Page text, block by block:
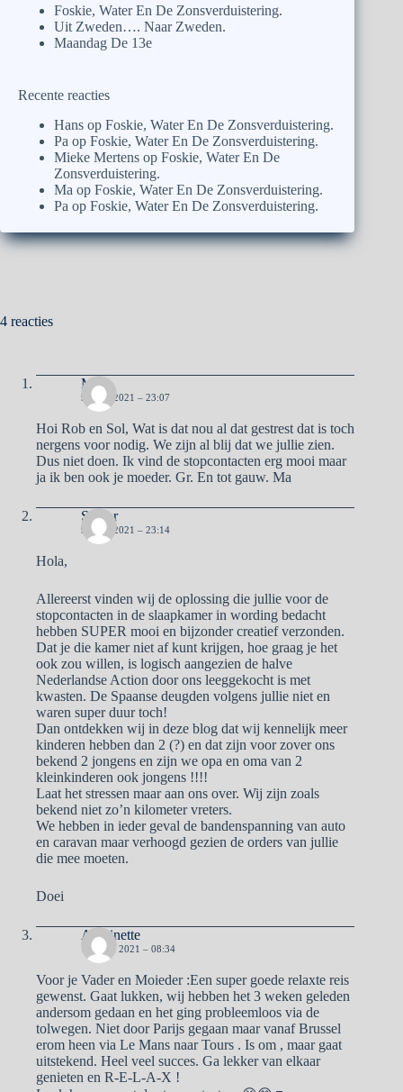
Foskie, Water En De Zonsverduistering.
Uit Zweden…. Naar Zweden.
Maandag De 13e
Recente reacties
Hans op Foskie, Water En De Zonsverduistering.
Pa op Foskie, Water En De Zonsverduistering.
Mieke Mertens op Foskie, Water En De
Zonsverduistering.
Ma op Foskie, Water En De Zonsverduistering.
Pa op Foskie, Water En De Zonsverduistering.
4 reacties
Ma
9 JUNI 2021 – 23:07
Hoi Rob en Sol, Wat is dat nou al dat gestrest dat is toch
nergens voor nodig. We zijn al blij dat we jullie zien.
Dus niet doen. Ik vind de stopcontacten erg mooi maar
ja ik ben ook je moeder. Gr. En tot gauw. Ma
Senior
9 JUNI 2021 – 23:14
Hola,
Allereerst vinden wij de oplossing die jullie voor de
stopcontacten in de slaapkamer in wording bedacht
hebben SUPER mooi en bijzonder creatief verzonden.
Dat je die kamer niet af kunt krijgen, hoe graag je het
ook zou willen, is logisch aangezien de halve
Nederlandse Action door ons leeggekocht is met
kwasten. De Spaanse deugden volgens jullie niet en
waren super duur toch!
Dan ontdekken wij in deze blog dat wij kennelijk meer
kinderen hebben dan 2 (?) en dat zijn voor zover ons
bekend 2 jongens en zijn we opa en oma van 2
kleinkinderen ook jongens !!!!
Laat het stressen maar aan ons over. Wij zijn zoals
bekend niet zo’n kilometer vreters.
We hebben in ieder geval de bandenspanning van auto
en caravan maar verhoogd gezien de orders van jullie
die mee moeten.
Doei
Antoinette
10 JUNI 2021 – 08:34
Voor je Vader en Moieder :Een super goede relaxte reis
gewenst. Gaat lukken, wij hebben het 3 weken geleden
andersom gedaan en het ging probleemloos via de
tolwegen. Niet door Parijs gegaan maar vanaf Brussel
erom heen via Le Mans naar Tours . Is om , maar gaat
uitstekend. Heel veel succes. Ga lekker van elkaar
genieten en R-E-L-A-X !